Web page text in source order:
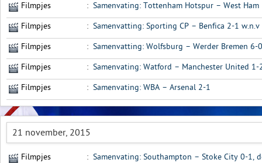
Filmpjes : Samenvating: Tottenham Hotspur – West Ham
Filmpjes : Samenvatting: Sporting CP – Benfica 2-1 w.n.v
Filmpjes : Samenvatting: Wolfsburg – Werder Bremen
Filmpjes : Samenvating: Watford – Manchester United
Filmpjes : Samenvating: WBA – Arsenal 2-1
21 november, 2015
Filmpjes : Samenvating: Southampton – Stoke City 0-1,